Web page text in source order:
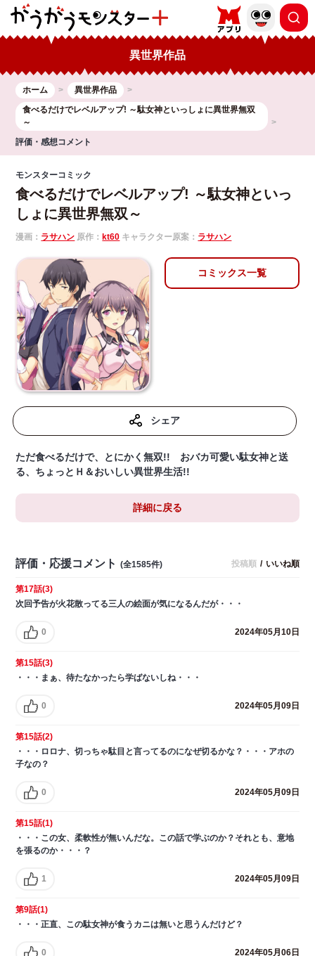
異世界作品
ホーム
異世界作品
食べるだけでレベルアップ! ～駄女神といっしょに異世界無双
～
評価・感想コメント
モンスターコミック
食べるだけでレベルアップ! ～駄女神といっ
しょに異世界無双～
漫画： ラサハン 原作：kt60 キャラクター原案： ラサハン
コミックス一覧
シェア
ただ食べるだけで、とにかく無双!! おバカ可愛い駄女神と送
る、ちょっとＨ＆おいしい異世界生活!!
詳細に戻る
評価・応援コメント (全1585件) 投稿順 / いいね順
第17話(3)
次回予告が火花散ってる三人の絵面が気になるんだが・・・
0 2024年05月10日
第15話(3)
・・・まぁ、待たなかったら学ばないしね・・・
0 2024年05月09日
第15話(2)
・・・ロロナ、切っちゃ駄目と言ってるのになぜ切るかな？・・・アホの
子なの？
0 2024年05月09日
第15話(1)
・・・この女、柔軟性が無いんだな。この話で学ぶのか？それとも、意地
を張るのか・・・？
1 2024年05月09日
第9話(1)
・・・正直、この駄女神が食うカニは無いと思うんだけど？
0 2024年05月06日